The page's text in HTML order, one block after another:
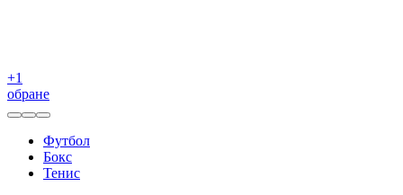
+1
обране
Футбол
Бокс
Тенис